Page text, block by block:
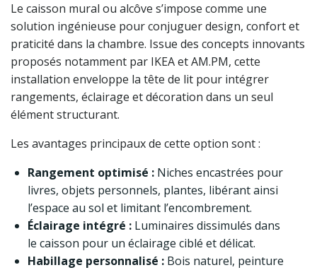
Le caisson mural ou alcôve s’impose comme une
solution ingénieuse pour conjuguer design, confort et
praticité dans la chambre. Issue des concepts innovants
proposés notamment par IKEA et AM.PM, cette
installation enveloppe la tête de lit pour intégrer
rangements, éclairage et décoration dans un seul
élément structurant.
Les avantages principaux de cette option sont :
Rangement optimisé : Niches encastrées pour
livres, objets personnels, plantes, libérant ainsi
l’espace au sol et limitant l’encombrement.
Éclairage intégré : Luminaires dissimulés dans
le caisson pour un éclairage ciblé et délicat.
Habillage personnalisé : Bois naturel, peinture